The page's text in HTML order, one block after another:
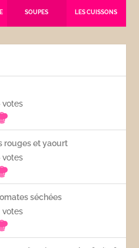
SOUPES LES CUISSONS
votes
rouges et yaourt
votes
séchées
votes